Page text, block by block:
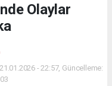
Olaylar
- 22:57, Güncelleme: